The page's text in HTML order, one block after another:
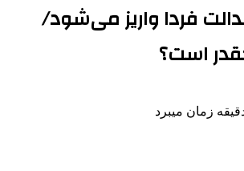
فردا واریز می‌شود/
است؟